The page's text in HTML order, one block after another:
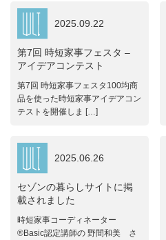
2025.09.22
第7回 時短家事フェスタ –
アイデアコンテスト
第7回 時短家事フェスタ100均商
品を使った時短家事アイデアコン
テストを開催しま […]
2025.06.26
セゾンの暮らしサイトに掲
載されました
時短家事コーディネーター
®Basic認定講師の 野間和美 さ